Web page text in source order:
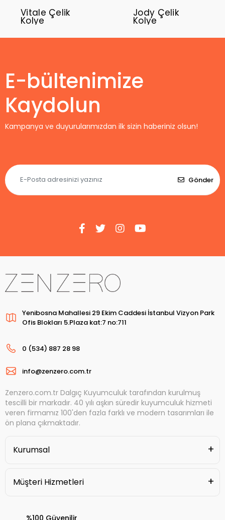
Vitale Çelik
Kolye
Jody Çelik
Kolye
E-bültenimize
Kaydolun
Kampanya ve duyurularımızdan ilk sizin haberiniz olsun!
Gönder
Yenibosna Mahallesi 29 Ekim Caddesi İstanbul Vizyon Park
Ofis Blokları 5.Plaza kat:7 no:711
0 (534) 887 28 98
info@zenzero.com.tr
Zenzero.com.tr Dalgıç Kuyumculuk tarafından kurulmuş
tescilli bir markadır. 40 yılı aşkın süredir kuyumculuk hizmeti
veren firmamız 100'den fazla farklı ve modern tasarımları ile
ön plana çıkmaktadır.
Kurumsal
Müşteri Hizmetleri